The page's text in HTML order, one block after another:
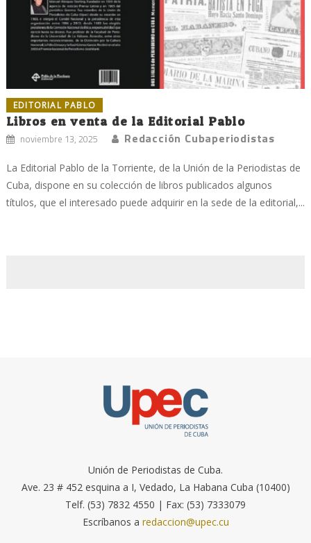
EDITORIAL PABLO
Libros en venta de la Editorial Pablo
noviembre 13, 2025 Redacción Cubaperiodistas
La Editorial Pablo de la Torriente, de la Unión de la Periodistas de
Cuba, dispone en su colección de libros publicados algunos
títulos, que el interesado puede adquirir en la sede de la editorial,...
Unión de Periodistas de Cuba.
Ave. 23 # 452 esquina a I, Vedado, La Habana Cuba (10400)
Telf. (53) 7832 4550 | Fax: (53) 7333079
Escríbanos a redaccion@upec.cu